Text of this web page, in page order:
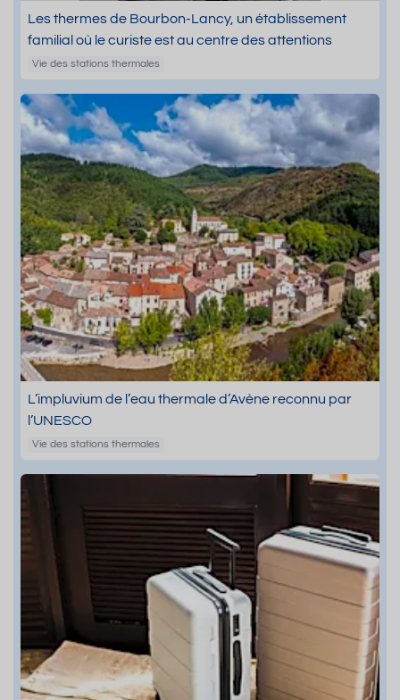
Les thermes de Bourbon-Lancy, un établissement
familial où le curiste est au centre des attentions
Vie des stations thermales
L’impluvium de l’eau thermale d’Avène reconnu par
l’UNESCO
Vie des stations thermales